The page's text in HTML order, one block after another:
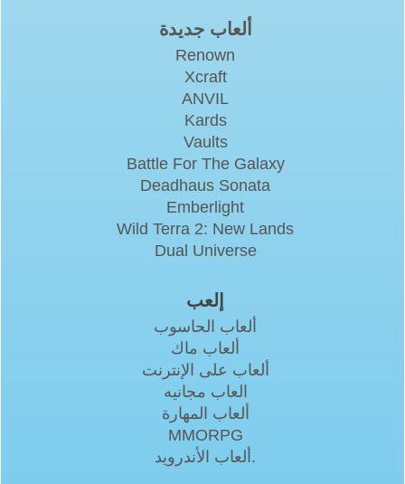
ألعاب جديدة
Renown
Xcraft
ANVIL
Kards
Vaults
Battle For The Galaxy
Deadhaus Sonata
Emberlight
Wild Terra 2: New Lands
Dual Universe
إلعب
ألعاب الحاسوب
ألعاب ماك
ألعاب على الإنترنت
العاب مجانيه
ألعاب المهارة
MMORPG
ألعاب الأندرويد.